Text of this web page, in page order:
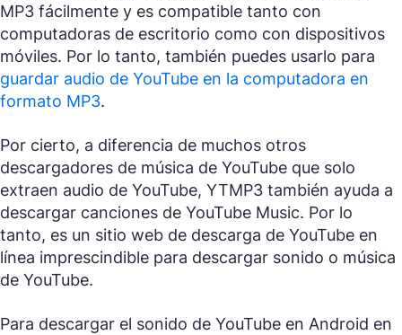
MP3 fácilmente y es compatible tanto con
computadoras de escritorio como con dispositivos
móviles. Por lo tanto, también puedes usarlo para
guardar audio de YouTube en la computadora en
formato MP3.
Por cierto, a diferencia de muchos otros
descargadores de música de YouTube que solo
extraen audio de YouTube, YTMP3 también ayuda a
descargar canciones de YouTube Music. Por lo
tanto, es un sitio web de descarga de YouTube en
línea imprescindible para descargar sonido o música
de YouTube.
Para descargar el sonido de YouTube en Android en